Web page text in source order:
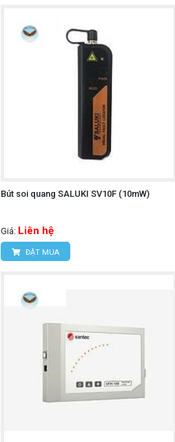
Bút soi quang SALUKI SV10F (10mW)
Giá: Liên hệ
ĐẶT MUA